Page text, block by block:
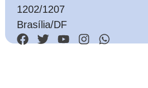
1202/1207
Brasília/DF